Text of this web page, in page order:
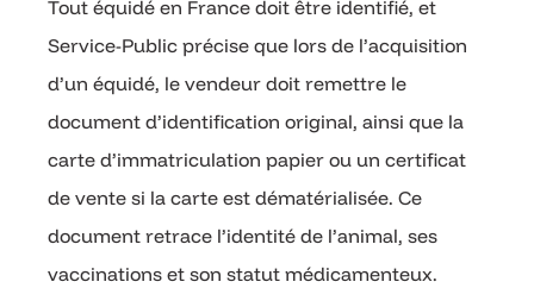
Tout équidé en France doit être identifié, et
Service-Public précise que lors de l’acquisition
d’un équidé, le vendeur doit remettre le
document d’identification original, ainsi que la
carte d’immatriculation papier ou un certificat
de vente si la carte est dématérialisée. Ce
document retrace l’identité de l’animal, ses
vaccinations et son statut médicamenteux.